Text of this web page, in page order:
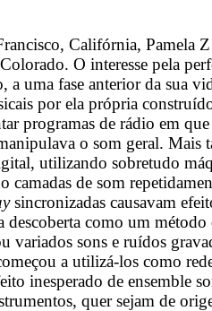
Califórnia, Pamela
O interesse pela
a uma fase anterior da sua
por ela própria
programas de rádio em
o som geral.
utilizando sobretudo
camadas de som
sincronizadas causavam
descoberta como um
variados sons e ruídos
a utilizá-los como
inesperado de ensemble
quer sejam de